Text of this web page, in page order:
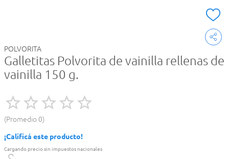
POLVORITA
Galletitas Polvorita de vainilla rellenas de
vainilla 150 g.
Promedio 0
¡Calificá este producto!
Cargando precio sin impuestos nacionales